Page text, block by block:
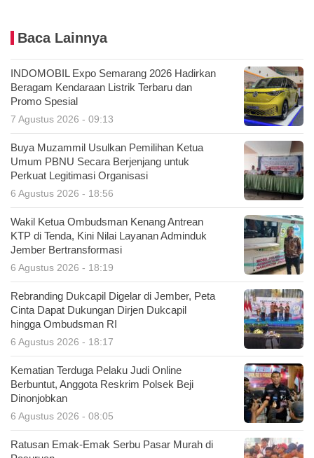
Baca Lainnya
INDOMOBIL Expo Semarang 2026 Hadirkan
Beragam Kendaraan Listrik Terbaru dan
Promo Spesial
7 Agustus 2026 - 09:13
Buya Muzammil Usulkan Pemilihan Ketua
Umum PBNU Secara Berjenjang untuk
Perkuat Legitimasi Organisasi
6 Agustus 2026 - 18:56
Wakil Ketua Ombudsman Kenang Antrean
KTP di Tenda, Kini Nilai Layanan Adminduk
Jember Bertransformasi
6 Agustus 2026 - 18:19
Rebranding Dukcapil Digelar di Jember, Peta
Cinta Dapat Dukungan Dirjen Dukcapil
hingga Ombudsman RI
6 Agustus 2026 - 18:17
Kematian Terduga Pelaku Judi Online
Berbuntut, Anggota Reskrim Polsek Beji
Dinonjobkan
6 Agustus 2026 - 08:05
Ratusan Emak-Emak Serbu Pasar Murah di